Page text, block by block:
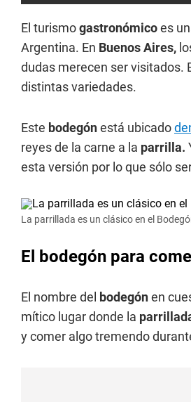
El turismogastronómicoes
Argentina. En Buenos Aires,
dudas merecen ser visitados.
distintas variedades.
Este bodegónestá ubicado
reyes de la carne a la parrilla.
esta versión por lo que sólo
La parrillada es un clásico en el
El bodegón para
El nombre del bodegónen
mítico lugar donde la
y comer algo tremendo